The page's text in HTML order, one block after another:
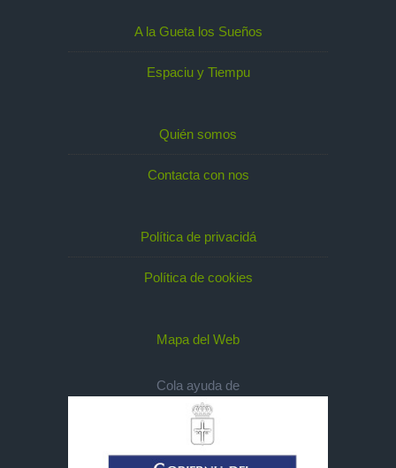
A la Gueta los Sueños
Espaciu y Tiempu
Quién somos
Contacta con nos
Política de privacidá
Política de cookies
Mapa del Web
Cola ayuda de